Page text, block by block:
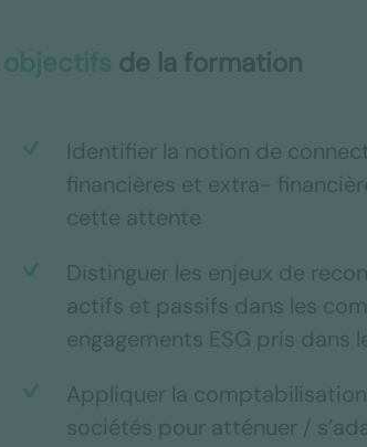
objectifs de la formation
Identifier la notion de
financières et extra-
cette attente
Distinguer les enjeux de
actifs et passifs dans les
engagements ESG pris
Appliquer la
sociétés pour atténuer /